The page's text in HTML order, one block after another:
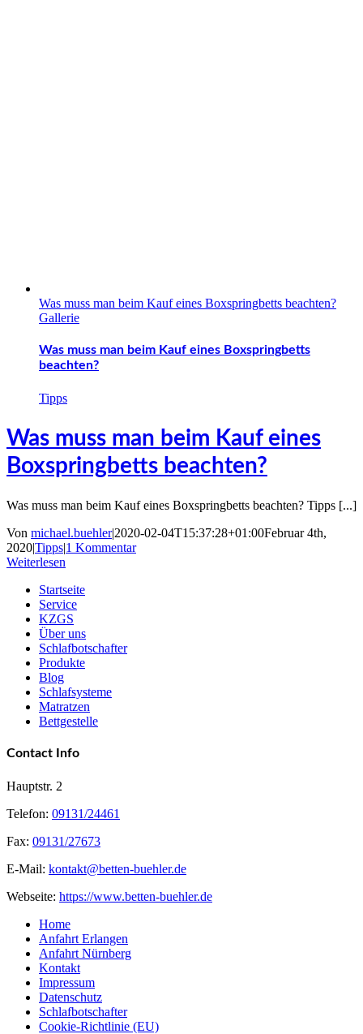
Was muss man beim Kauf eines Boxspringbetts beachten?
Gallerie
Was muss man beim Kauf eines Boxspringbetts
beachten?
Tipps
Was muss man beim Kauf eines
Boxspringbetts beachten?
Was muss man beim Kauf eines Boxspringbetts beachten? Tipps [...]
Von michael.buehler|2020-02-04T15:37:28+01:00Februar 4th,
2020|Tipps|1 Kommentar
Weiterlesen
Startseite
Service
KZGS
Über uns
Schlafbotschafter
Produkte
Blog
Schlafsysteme
Matratzen
Bettgestelle
Contact Info
Hauptstr. 2
Telefon: 09131/24461
Fax: 09131/27673
E-Mail: kontakt@betten-buehler.de
Webseite: https://www.betten-buehler.de
Home
Anfahrt Erlangen
Anfahrt Nürnberg
Kontakt
Impressum
Datenschutz
Schlafbotschafter
Cookie-Richtlinie (EU)